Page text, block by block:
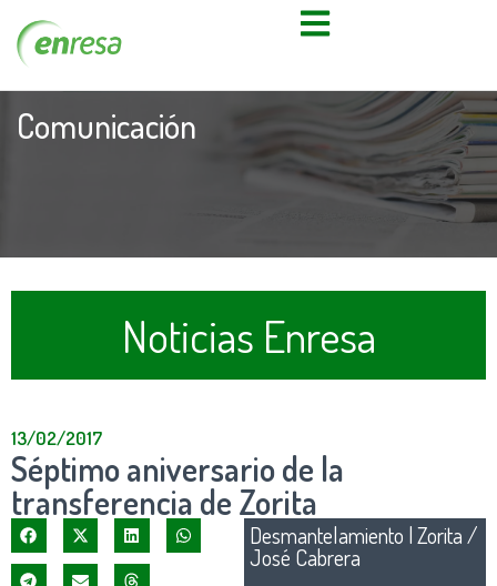
Comunicación
Noticias Enresa
13/02/2017
Séptimo aniversario de la
transferencia de Zorita
Desmantelamiento |Zorita /
José Cabrera